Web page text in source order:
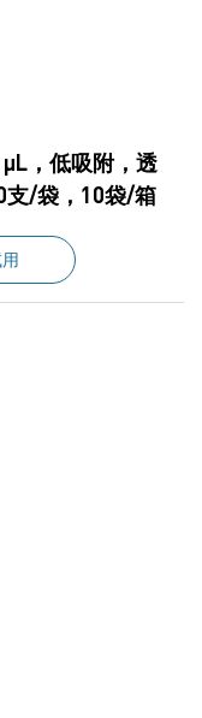
，低吸附，透
支/袋，10袋/箱